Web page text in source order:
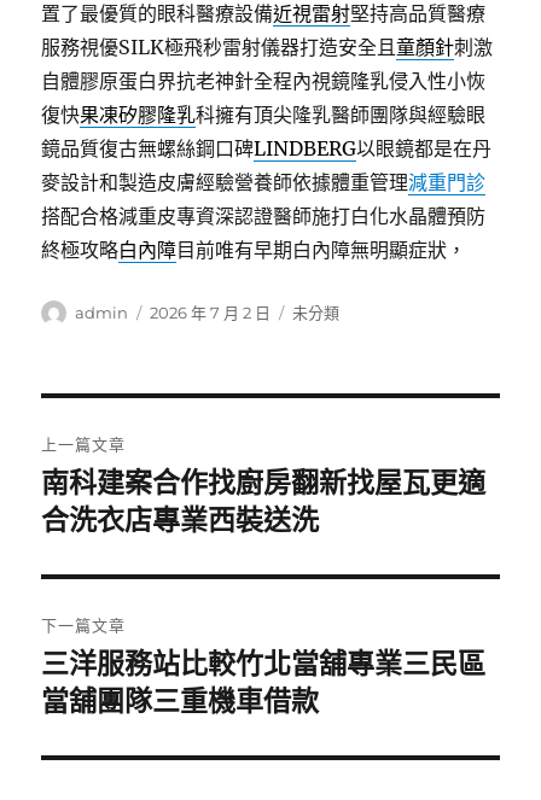
置了最優質的眼科醫療設備近視雷射堅持高品質醫療
服務視優SILK極飛秒雷射儀器打造安全且童顏針刺激
自體膠原蛋白界抗老神針全程內視鏡隆乳侵入性小恢
復快果凍矽膠隆乳科擁有頂尖隆乳醫師團隊與經驗眼
鏡品質復古無螺絲鋼口碑LINDBERG以眼鏡都是在丹
麥設計和製造皮膚經驗營養師依據體重管理減重門診
搭配合格減重皮專資深認證醫師施打白化水晶體預防
終極攻略白內障目前唯有早期白內障無明顯症狀，
作
admin
發
2026 年 7 月 2 日
分
未分類
章
導
覽
上一篇文章
上
一
文
章:
南科建案合作找廚房翻新找屋瓦更適
合洗衣店專業西裝送洗
下一篇文章
下
一
文
三洋服務站比較竹北當舖專業三民區
當舖團隊三重機車借款